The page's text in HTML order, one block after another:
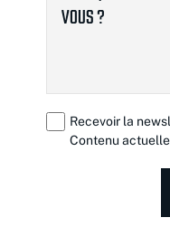
Recevoir la
Contenu